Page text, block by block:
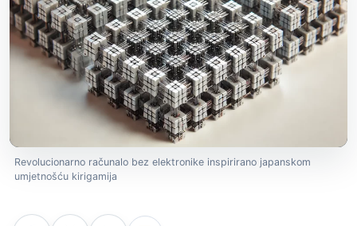
Revolucionarno računalo bez elektronike inspirirano japanskom
umjetnošću kirigamija